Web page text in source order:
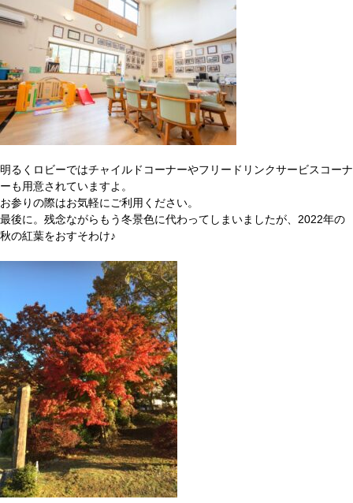
明るくロビーではチャイルドコーナーやフリードリンクサービスコーナ
ーも用意されていますよ。
お参りの際はお気軽にご利用ください。
最後に。残念ながらもう冬景色に代わってしまいましたが、2022年の
秋の紅葉をおすそわけ♪